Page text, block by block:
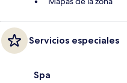
Servicios especiales
Spa